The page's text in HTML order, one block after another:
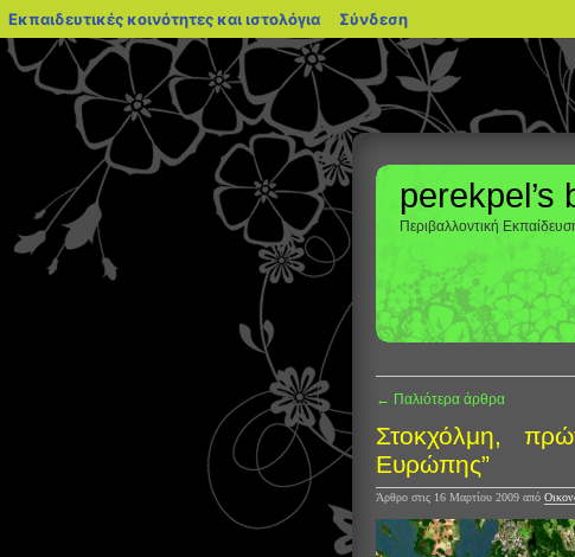
Εκπαιδευτικές κοινότητες και ιστολόγια blogs.sch.gr
Σύνδεση
perekpel’s
Περιβαλλοντική
← Παλιότερα άρθρα
Στοκχόλμη,
Ευρώπης”
Άρθρο στις 16 Μαρτίου 2009 από